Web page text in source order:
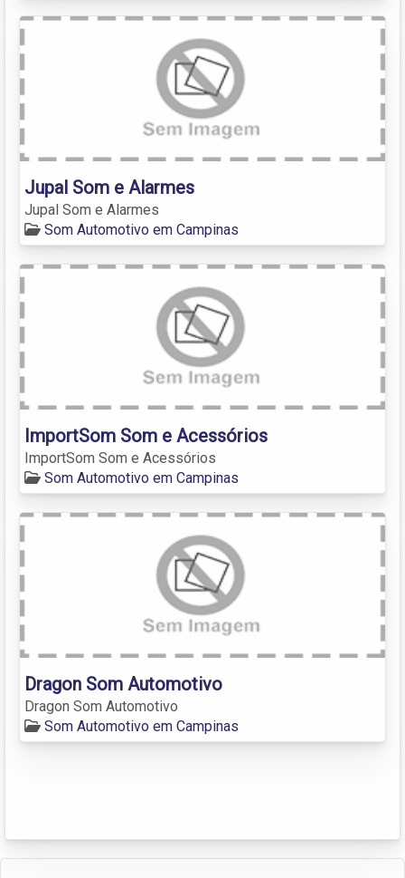
Jupal Som e Alarmes
Jupal Som e Alarmes
Som Automotivo em Campinas
ImportSom Som e Acessórios
ImportSom Som e Acessórios
Som Automotivo em Campinas
Dragon Som Automotivo
Dragon Som Automotivo
Som Automotivo em Campinas